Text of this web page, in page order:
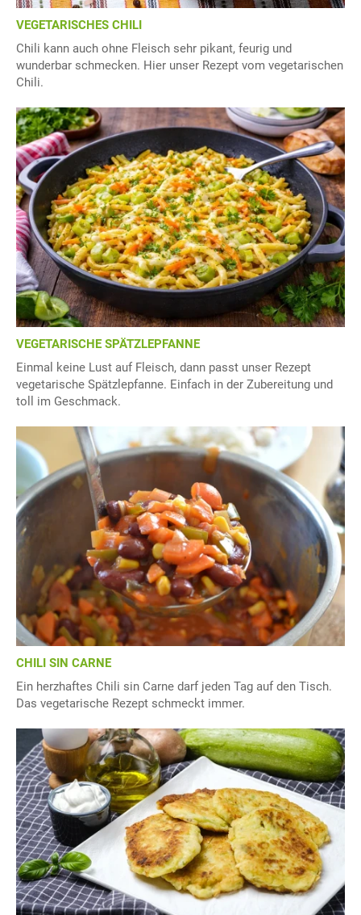
VEGETARISCHES CHILI
Chili kann auch ohne Fleisch sehr pikant, feurig und
wunderbar schmecken. Hier unser Rezept vom vegetarischen
Chili.
VEGETARISCHE SPÄTZLEPFANNE
Einmal keine Lust auf Fleisch, dann passt unser Rezept
vegetarische Spätzlepfanne. Einfach in der Zubereitung und
toll im Geschmack.
CHILI SIN CARNE
Ein herzhaftes Chili sin Carne darf jeden Tag auf den Tisch.
Das vegetarische Rezept schmeckt immer.